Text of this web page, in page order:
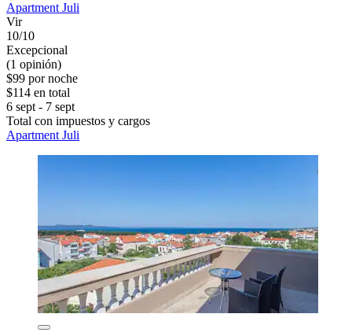
Apartment Juli
Vir
10/10
Excepcional
(1 opinión)
$99 por noche
$114 en total
6 sept - 7 sept
Total con impuestos y cargos
Apartment Juli